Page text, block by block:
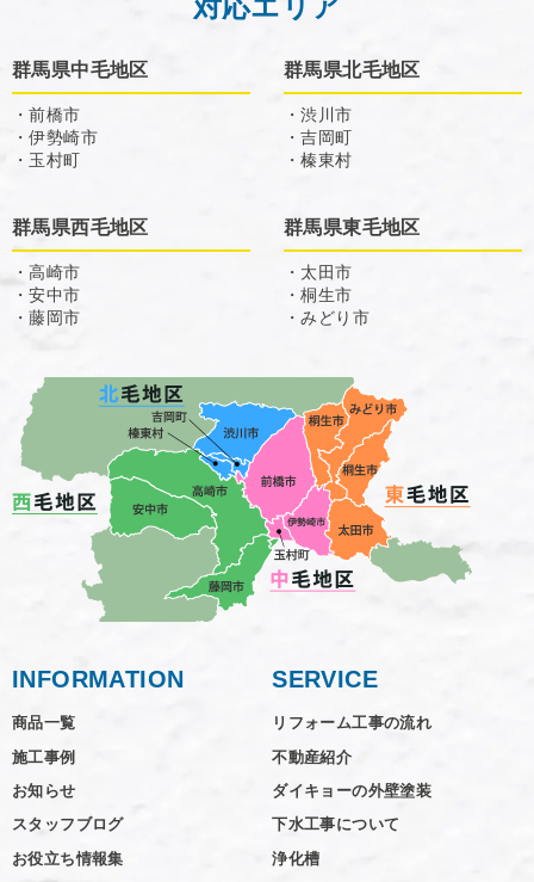
群馬県中毛地区
・前橋市
・伊勢崎市
・玉村町
群馬県北毛地区
・渋川市
・吉岡町
・榛東村
群馬県西毛地区
・高崎市
・安中市
・藤岡市
群馬県東毛地区
・太田市
・桐生市
・みどり市
INFORMATION
商品一覧
施工事例
お知らせ
スタッフブログ
お役立ち情報集
SERVICE
リフォーム工事の流れ
不動産紹介
ダイキョーの外壁塗装
下水工事について
浄化槽